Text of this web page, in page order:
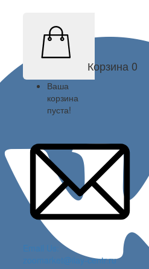
Корзина 0
Ваша
корзина
пуста!
Email Us:
zoomarket@ilay-centr.ru